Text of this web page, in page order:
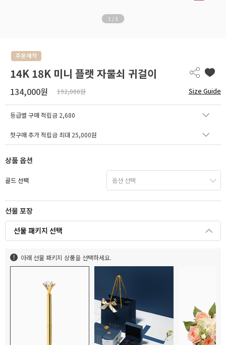
1 / 3
14K 18K 미니 플랫 자물쇠 귀걸이
134,000원 192,000원 Size Guide
등급별 구매 적립금 2,680
첫구매 추가 적립금 최대 25,000원
상품 옵션
골드 선택
선물 포장
선물 패키지 선택
아래 선물 패키지 상품을 선택하세요.